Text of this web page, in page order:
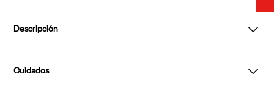
Descripción
Cuidados